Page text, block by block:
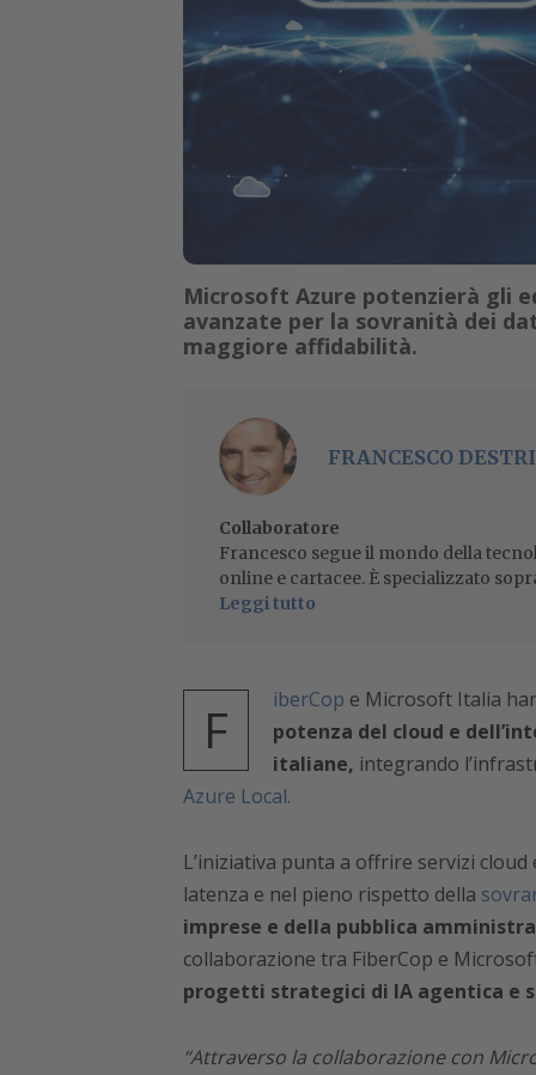
Microsoft Azure potenzierà gli
avanzate per la sovranità dei
maggiore affidabilità.
FRANCESCO DESTRI
Collaboratore
Francesco segue il mondo della
online e cartacee. È specializzato
Leggi tutto
F iberCop e Microsoft Italia
potenza del cloud e
italiane, integrando
Azure Local.
L’iniziativa punta a offrire servizi
latenza e nel pieno rispetto della
imprese e della pubblica
collaborazione tra FiberCop e
progetti strategici di IA agentica e
“Attraverso la collaborazione con